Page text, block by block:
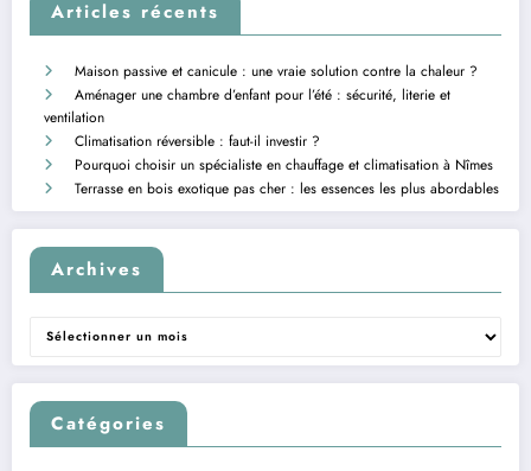
Articles récents
Maison passive et canicule : une vraie solution contre la chaleur ?
Aménager une chambre d’enfant pour l’été : sécurité, literie et
ventilation
Climatisation réversible : faut-il investir ?
Pourquoi choisir un spécialiste en chauffage et climatisation à Nîmes
Terrasse en bois exotique pas cher : les essences les plus abordables
Archives
Archives
Catégories